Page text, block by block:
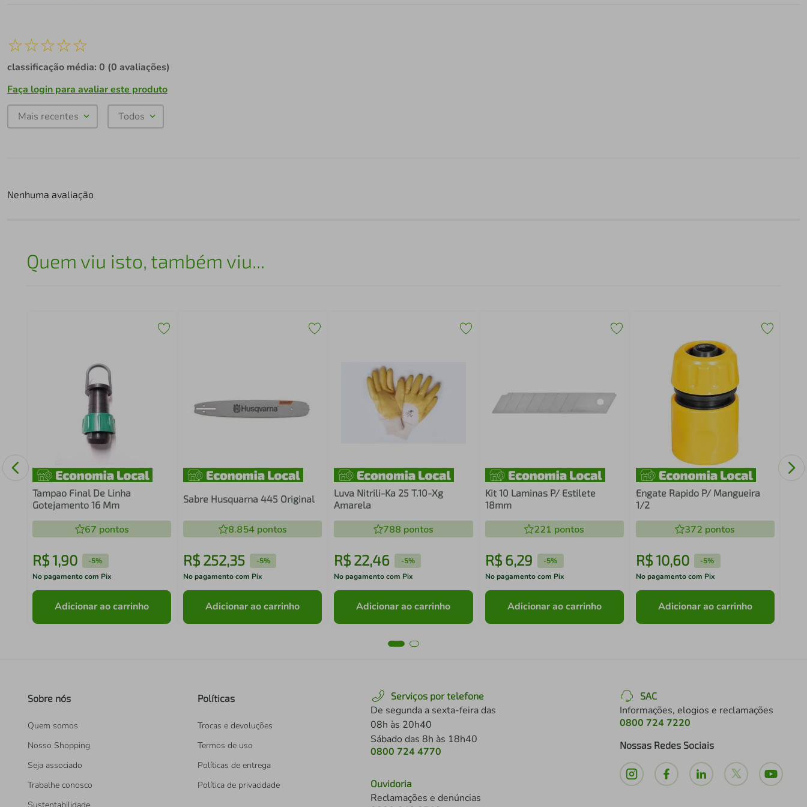
☆☆☆☆☆
classificação média: 0 (0 avaliações)
Faça login para avaliar este produto
Mais recentes Todos
Nenhuma avaliação
Quem viu isto, também viu...
Tampao Final De Linha
Gotejamento 16 Mm
67 pontos
R$1,90 -5%
No pagamento com Pix
Adicionar ao carrinho
Sabre Husquarna 445 Original
8.854pontos
R$ 252,35 -5%
No pagamento com Pix
Adicionar ao carrinho
Luva Nitrili-Ka 25 T.10-Xg
Amarela
788 pontos
R$22,46 -5%
No pagamento com Pix
Adicionar ao carrinho
Kit 10 Laminas P/ Estilete
18mm
221 pontos
R$ 6,29 -5%
No pagamento com Pix
Adicionar ao carrinho
Engate Rapido P/ Mangueira
1/2
372 pontos
R$10,60 -5%
No pagamento com Pix
Adicionar ao carrinho
Sobre nós
Quem somos
Nosso Shopping
Seja associado
Trabalhe conosco
Políticas
Trocas e devoluções
Termos de uso
Políticas de entrega
Política de privacidade
Serviços por telefone
De segunda a sexta-feira das
08h às 20h40
Sábado das 8h às 18h40
0800 724 4770
Ouvidoria
Reclamações e denúncias
SAC
Informações, elogios e reclamações
0800 724 7220
Nossas Redes Sociais